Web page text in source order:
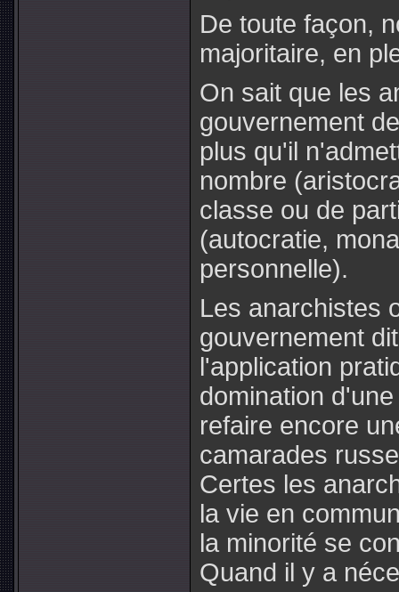
De toute façon,
majoritaire, en
On sait que les
gouvernement
plus qu'il
nombre
classe ou de
(autocratie,
personnelle).
Les anarchistes
gouvernement
l'application
domination
refaire encore
camarades
Certes les
la vie en
la minorité se
Quand il y a